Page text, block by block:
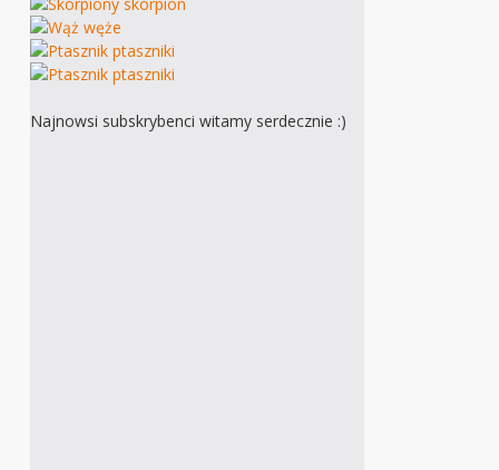
Najnowsi subskrybenci witamy serdecznie :)